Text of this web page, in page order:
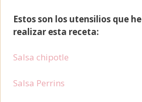
Estos son los utensilios que
realizar esta receta:
Salsa chipotle
Salsa Perrins